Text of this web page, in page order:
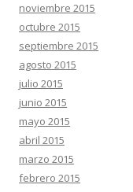
noviembre 2015
octubre 2015
septiembre 2015
agosto 2015
julio 2015
junio 2015
mayo 2015
abril 2015
marzo 2015
febrero 2015